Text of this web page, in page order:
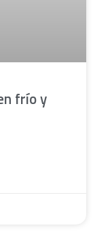
frío y